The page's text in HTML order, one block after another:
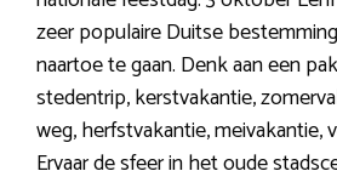
zeer populaire Duitse
naartoe te gaan. Denk aan een
stedentrip, kerstvakantie,
weg, herfstvakantie, meivakantie,
Ervaar de sfeer in het oude